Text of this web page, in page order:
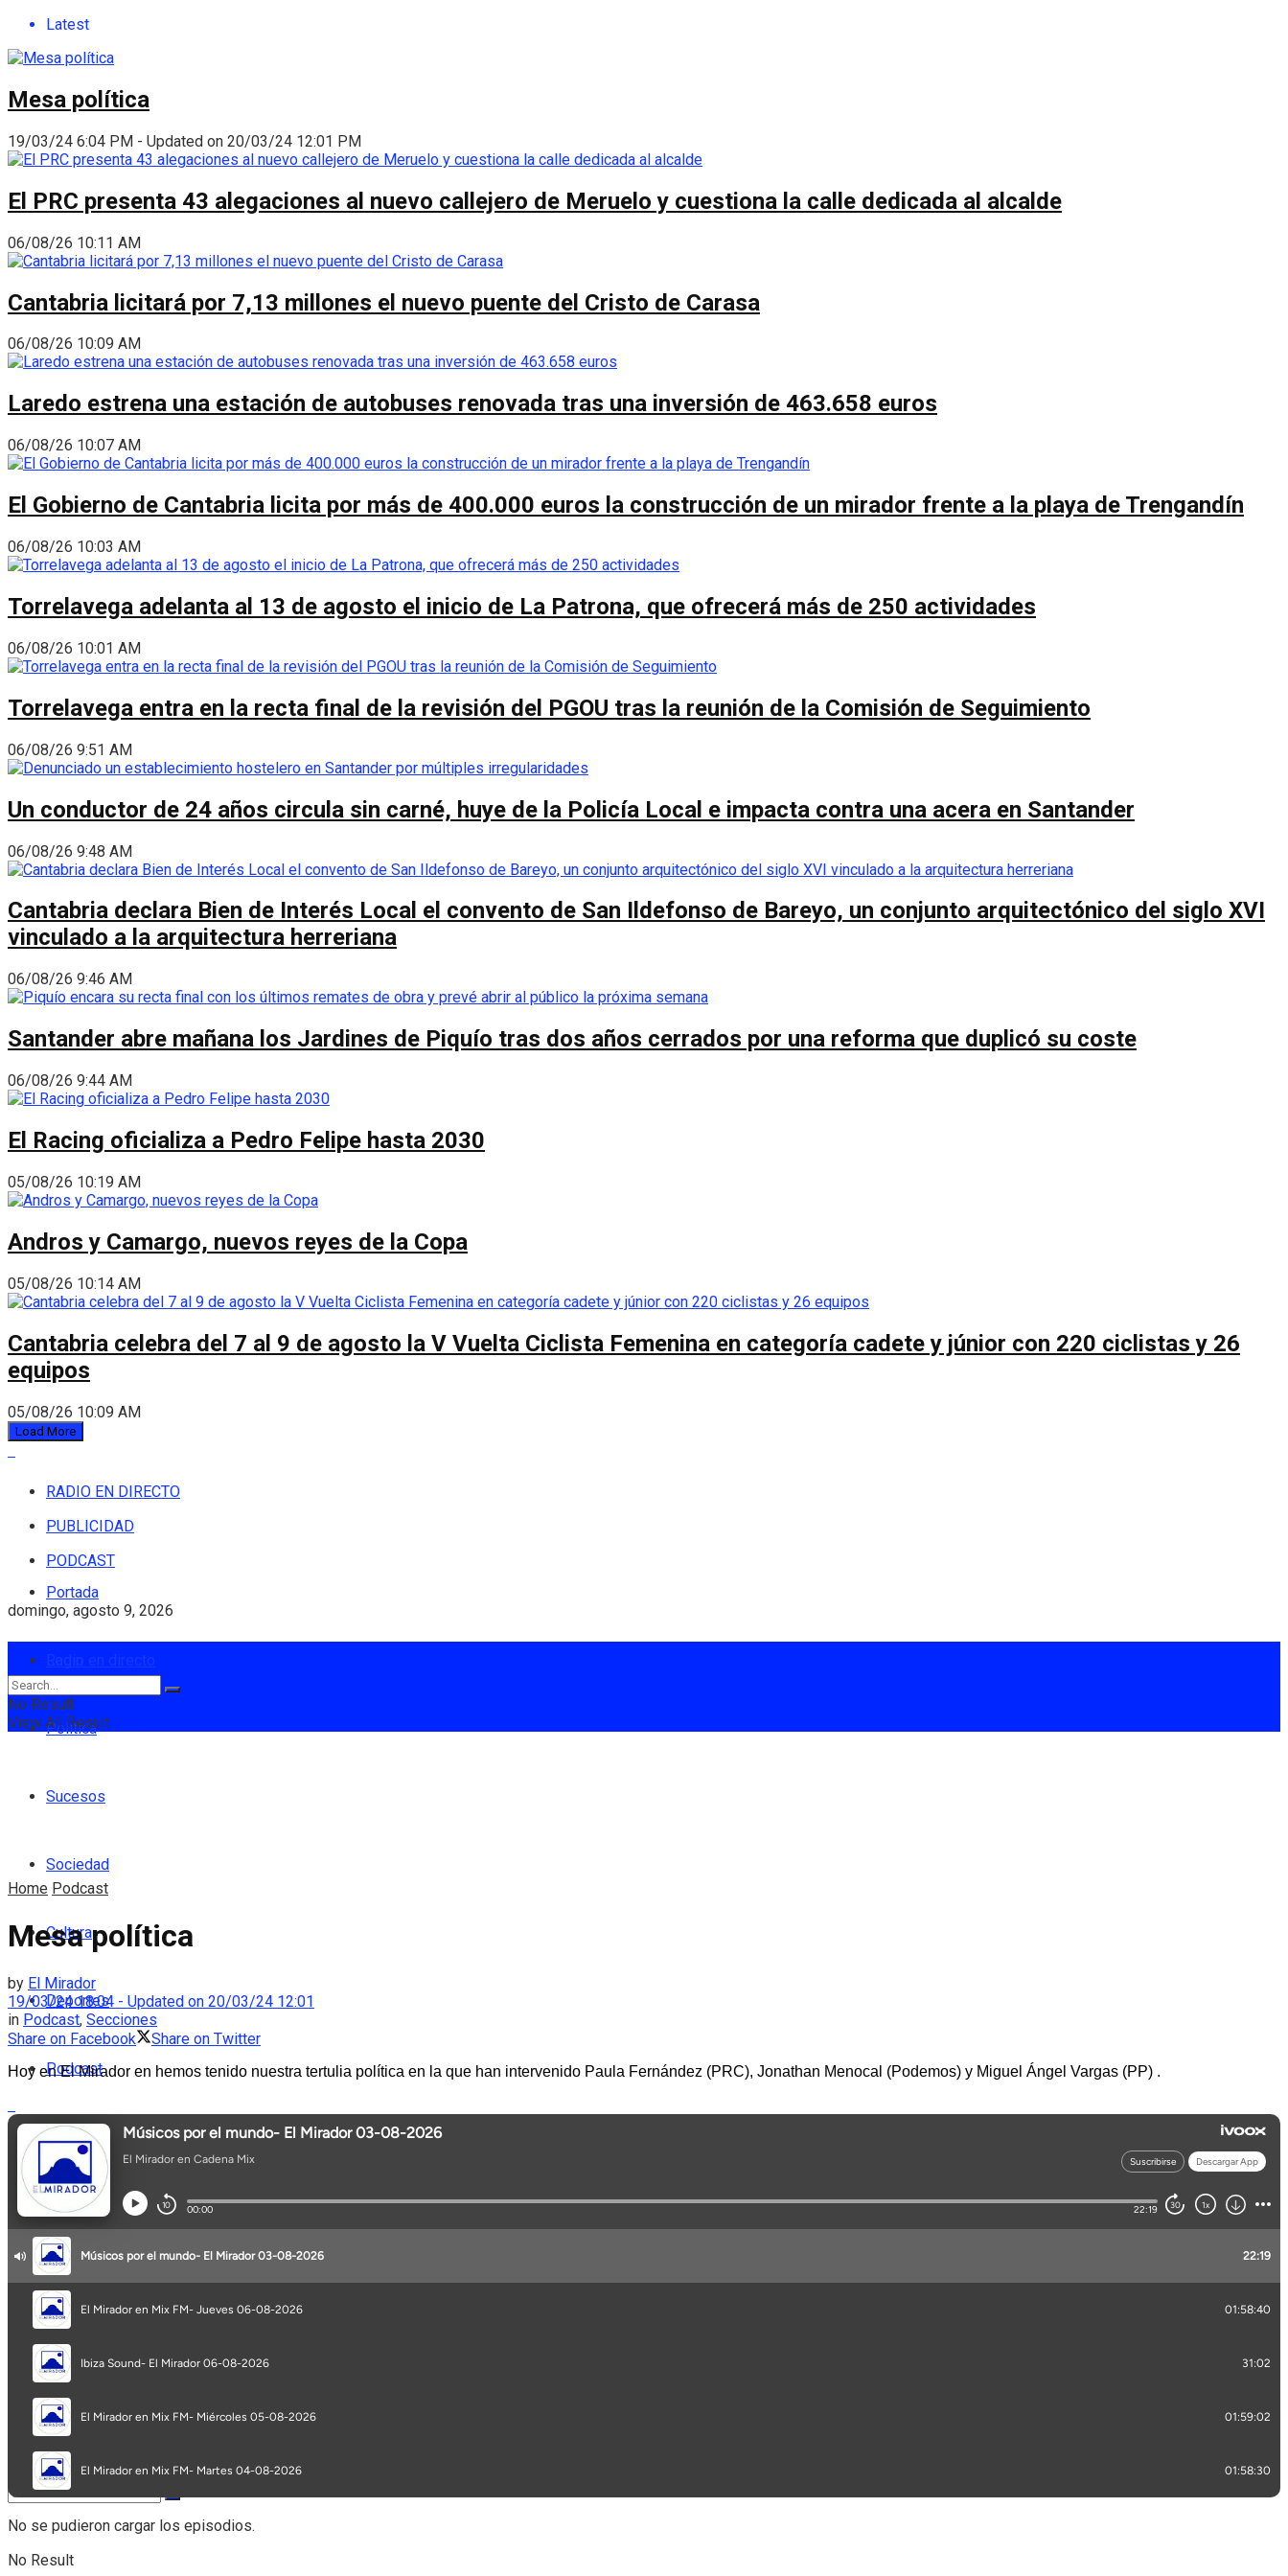
Latest
Mesa política
19/03/24 6:04 PM - Updated on 20/03/24 12:01 PM
El PRC presenta 43 alegaciones al nuevo callejero de Meruelo y cuestiona la calle dedicada al alcalde
06/08/26 10:11 AM
Cantabria licitará por 7,13 millones el nuevo puente del Cristo de Carasa
06/08/26 10:09 AM
Laredo estrena una estación de autobuses renovada tras una inversión de 463.658 euros
06/08/26 10:07 AM
El Gobierno de Cantabria licita por más de 400.000 euros la construcción de un mirador frente a la playa de Trengandín
06/08/26 10:03 AM
Torrelavega adelanta al 13 de agosto el inicio de La Patrona, que ofrecerá más de 250 actividades
06/08/26 10:01 AM
Torrelavega entra en la recta final de la revisión del PGOU tras la reunión de la Comisión de Seguimiento
06/08/26 9:51 AM
Un conductor de 24 años circula sin carné, huye de la Policía Local e impacta contra una acera en Santander
06/08/26 9:48 AM
Cantabria declara Bien de Interés Local el convento de San Ildefonso de Bareyo, un conjunto arquitectónico del siglo XVI
vinculado a la arquitectura herreriana
06/08/26 9:46 AM
Santander abre mañana los Jardines de Piquío tras dos años cerrados por una reforma que duplicó su coste
06/08/26 9:44 AM
El Racing oficializa a Pedro Felipe hasta 2030
05/08/26 10:19 AM
Andros y Camargo, nuevos reyes de la Copa
05/08/26 10:14 AM
Cantabria celebra del 7 al 9 de agosto la V Vuelta Ciclista Femenina en categoría cadete y júnior con 220 ciclistas y 26
equipos
05/08/26 10:09 AM
Load More
RADIO EN DIRECTO
PUBLICIDAD
PODCAST
domingo, agosto 9, 2026
Portada
Política
Sucesos
Sociedad
Cultura
Deportes
Podcast
Entrevistas
Opinión
No Result
No Result
View All Result
Home Podcast
Mesa política
by El Mirador
19/03/24 18:04 - Updated on 20/03/24 12:01
in Podcast, Secciones
Share on Facebook
Share on Twitter
Hoy en El Mirador en hemos tenido nuestra tertulia política en la que han intervenido Paula Fernández (PRC), Jonathan Menocal (Podemos) y Miguel Ángel Vargas (PP) .
No se pudieron cargar los episodios.